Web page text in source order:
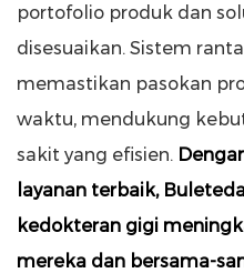
portofolio produk dan
disesuaikan. Sistem
memastikan pasokan
waktu, mendukung
sakit yang efisien.
layanan terbaik,
kedokteran gigi
mereka dan bersama-